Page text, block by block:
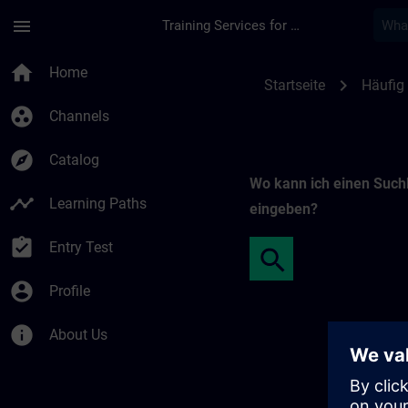
menu Training Services for Digital Industries
home Home
group_work Channels
explore Catalog
timeline Learning Paths
assignment_turned_in Entry Test
account_circle Profile
info About Us
Startseite chevron_right Häufig
Wo kann ich einen
eingeben?